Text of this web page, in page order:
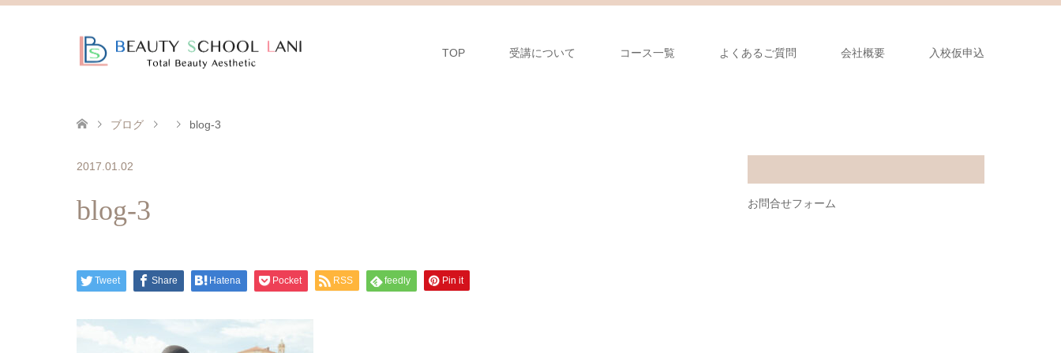
TOP 受講について コース一覧 よくあるご質問 会社概要 入校仮申込
ブログ blog-3
2017.01.02
blog-3
Tweet Share Hatena Pocket RSS feedly Pin it
お問合せフォーム